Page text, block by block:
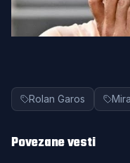
Rolan Garos
Povezane vesti